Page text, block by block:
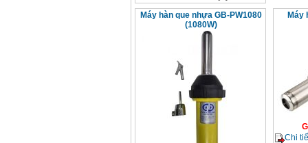
Máy hàn que nhựa GB-PW1080
(1080W)
Máy
Chi